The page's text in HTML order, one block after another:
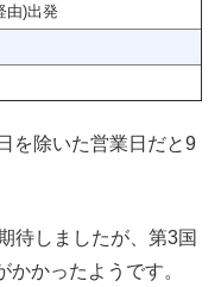
由)出発
を除いた営業日だと9
待しましたが、第3国
かったようです。